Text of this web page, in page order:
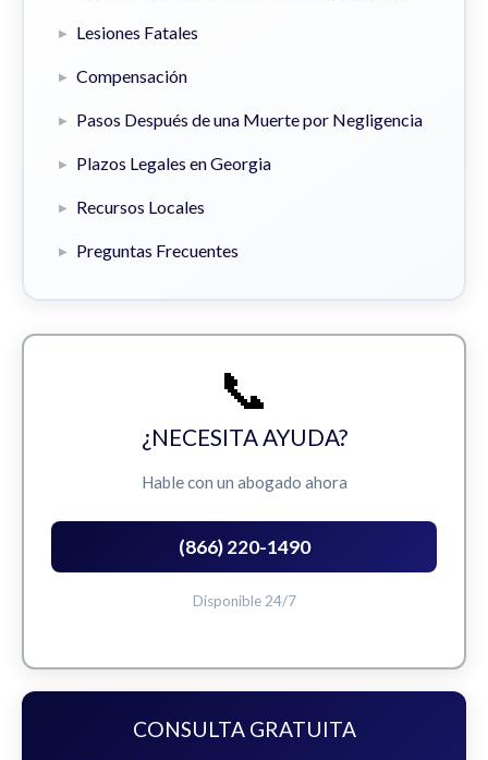
Lesiones Fatales
Compensación
Pasos Después de una Muerte por Negligencia
Plazos Legales en Georgia
Recursos Locales
Preguntas Frecuentes
📞
¿NECESITA AYUDA?
Hable con un abogado ahora
(866) 220-1490
Disponible 24/7
CONSULTA GRATUITA